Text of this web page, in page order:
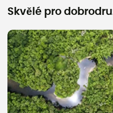
Skvělé pro